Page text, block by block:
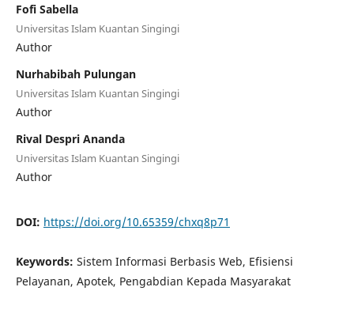
Fofi Sabella
Universitas Islam Kuantan Singingi
Author
Nurhabibah Pulungan
Universitas Islam Kuantan Singingi
Author
Rival Despri Ananda
Universitas Islam Kuantan Singingi
Author
DOI: https://doi.org/10.65359/chxq8p71
Keywords: Sistem Informasi Berbasis Web, Efisiensi
Pelayanan, Apotek, Pengabdian Kepada Masyarakat